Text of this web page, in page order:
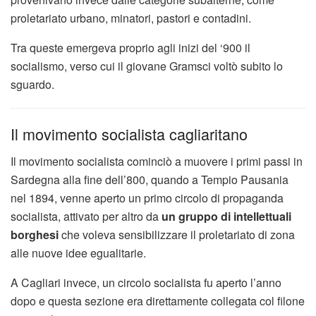
proletariato urbano, minatori, pastori e contadini.
Tra queste emergeva proprio agli inizi del ‘900 il
socialismo, verso cui il giovane Gramsci voltò subito lo
sguardo.
Il movimento socialista cagliaritano
Il movimento socialista cominciò a muovere i primi passi in
Sardegna alla fine dell’800, quando a Tempio Pausania
nel 1894, venne aperto un primo circolo di propaganda
socialista, attivato per altro da un gruppo di intellettuali
borghesiche voleva sensibilizzare il proletariato di zona
alle nuove idee egualitarie.
A Cagliari invece, un circolo socialista fu aperto l’anno
dopo e questa sezione era direttamente collegata col filone